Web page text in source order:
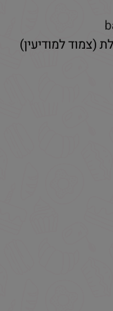
(צמוד למודיעין)